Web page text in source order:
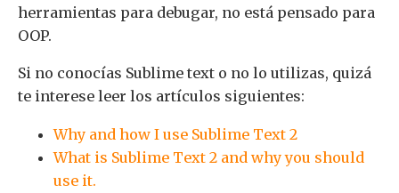
herramientas para debugar, no está pensado para
OOP.
Si no conocías Sublime text o no lo utilizas, quizá
te interese leer los artículos siguientes:
Why and how I use Sublime Text 2
What is Sublime Text 2 and why you should
use it.